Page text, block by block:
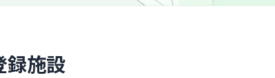
録施設